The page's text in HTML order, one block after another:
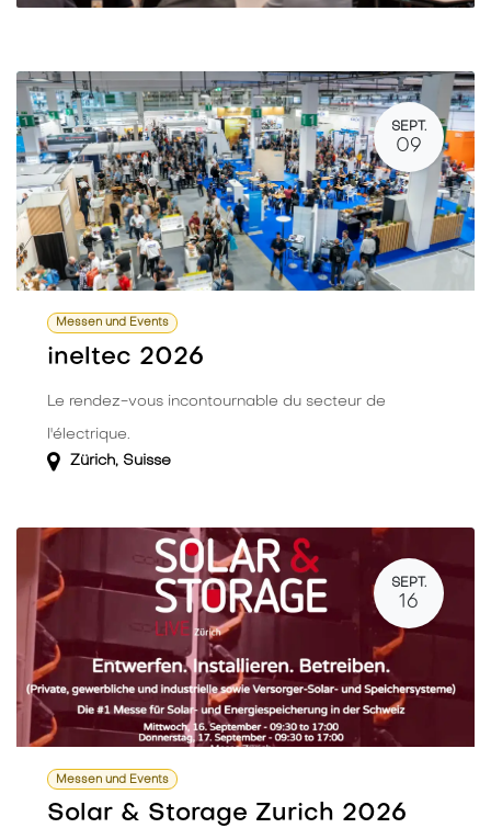
SEPT.
09
Messen und Events
ineltec 2026
Le rendez-vous incontournable du secteur de
l'électrique.
Zürich, Suisse
SEPT.
16
Messen und Events
Solar & Storage Zurich 2026